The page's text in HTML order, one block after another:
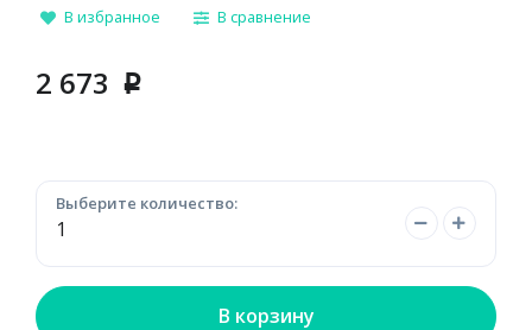
В избранное В сравнение
2 673 p
Выберите количество:
В корзину